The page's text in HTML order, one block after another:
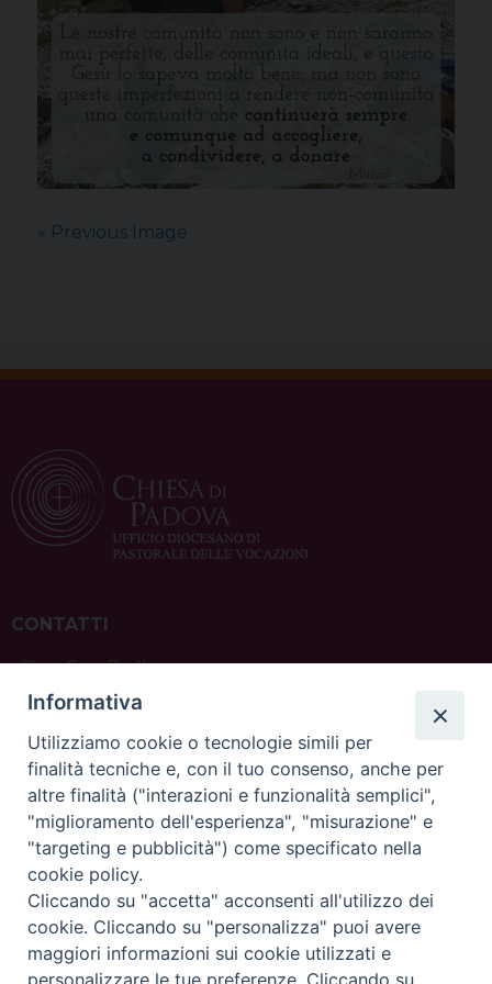
« Previous Image
CONTATTI
ufficio: Casa Pio X
via Bonporti, 20 – 35141 Padova
tel: +39 351 619 2354
e mail:ufficiovocazionipadova@gmail.com
sede: Casa Sant'Andrea
via Valmarana, 20 – 35133 Padova
instagram:@casasantandreapadova
e mail:casasantandreapadova@gmail.com
Informativa
Utilizziamo cookie o tecnologie simili per
finalità tecniche e, con il tuo consenso, anche per
altre finalità ("interazioni e funzionalità semplici",
"miglioramento dell'esperienza", "misurazione" e
"targeting e pubblicità") come specificato nella
cookie policy.
Cliccando su "accetta" acconsenti all'utilizzo dei
cookie. Cliccando su "personalizza" puoi avere
maggiori informazioni sui cookie utilizzati e